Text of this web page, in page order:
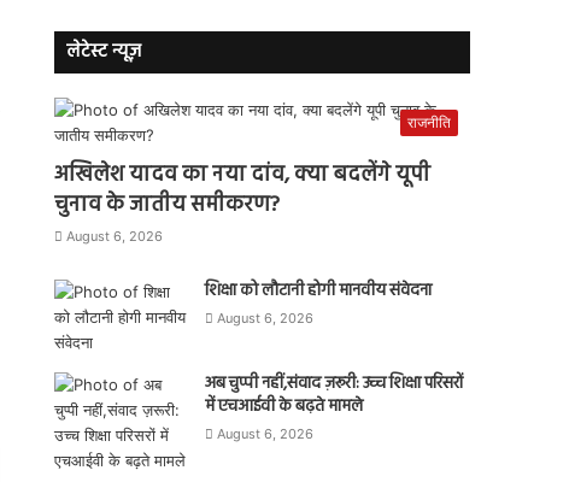
लेटेस्ट न्यूज़
राजनीति
अखिलेश यादव का नया दांव, क्या बदलेंगे यूपी
चुनाव के जातीय समीकरण?
August 6, 2026
शिक्षा को लौटानी होगी मानवीय संवेदना
August 6, 2026
अब चुप्पी नहीं,संवाद ज़रूरी: उच्च शिक्षा परिसरों
में एचआईवी के बढ़ते मामले
August 6, 2026